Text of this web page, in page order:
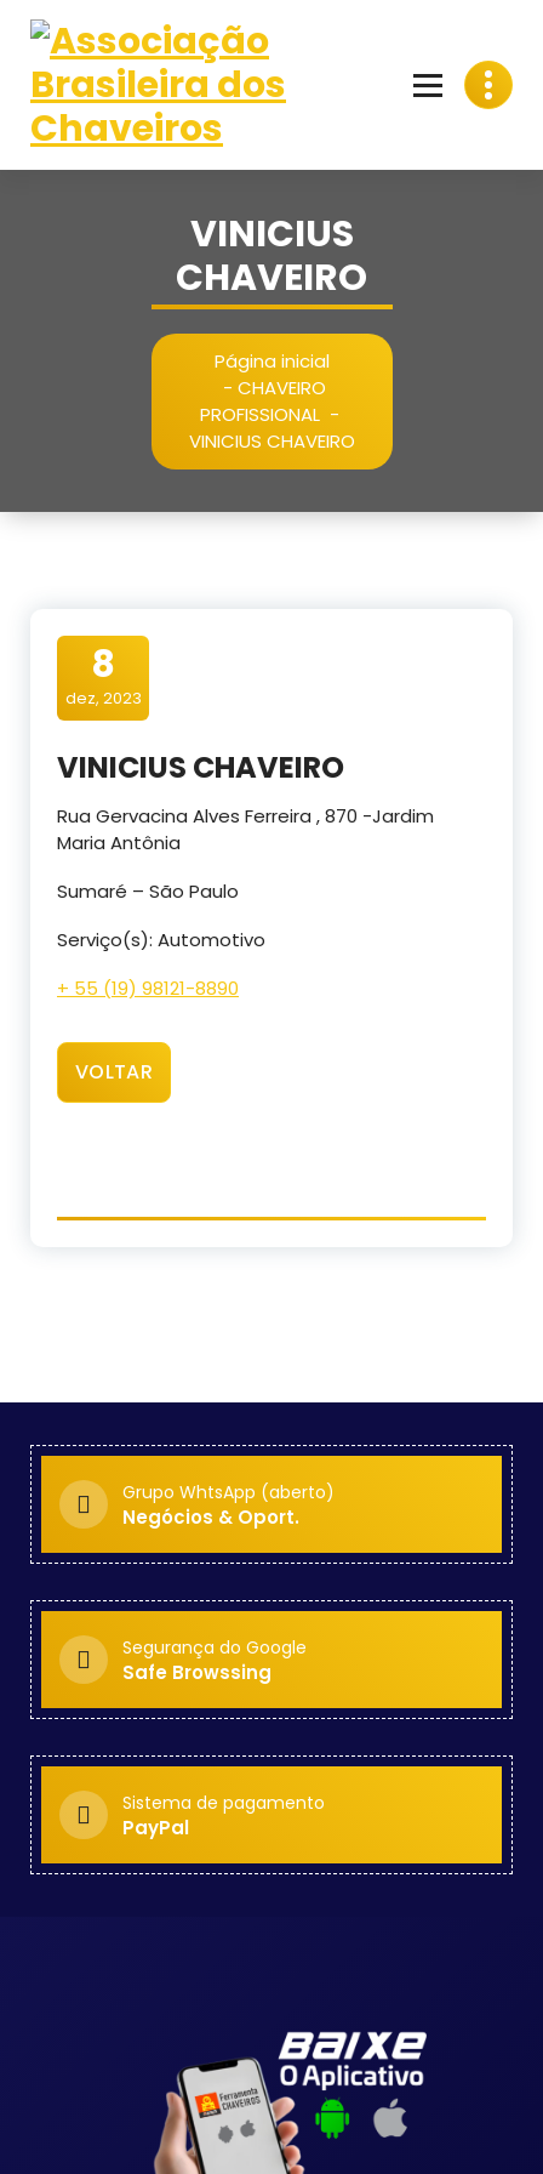
para
conteúdo
VINICIUS
CHAVEIRO
Página inicial
- CHAVEIRO
PROFISSIONAL-
VINICIUS CHAVEIRO
8
dez, 2023
VINICIUS CHAVEIRO
Rua Gervacina Alves Ferreira , 870 -Jardim
Maria Antônia
Sumaré – São Paulo
Serviço(s): Automotivo
+ 55 (19) 98121-8890
VOLTAR
Grupo WhtsApp (aberto)
Negócios & Oport.
Segurança do Google
Safe Browssing
Sistema de pagamento
PayPal